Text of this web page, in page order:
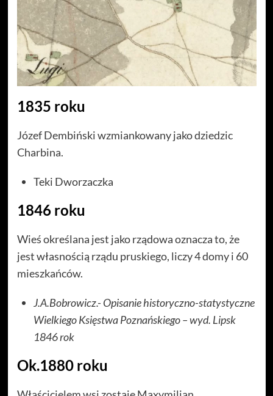
1835 roku
Józef Dembiński wzmiankowany jako dziedzic
Charbina.
Teki Dworzaczka
1846 roku
Wieś określana jest jako rządowa oznacza to, że
jest własnością rządu pruskiego, liczy 4 domy i 60
mieszkańców.
J.A.Bobrowicz.- Opisanie historyczno-statystyczne
Wielkiego Księstwa Poznańskiego – wyd. Lipsk
1846 rok
Ok.1880 roku